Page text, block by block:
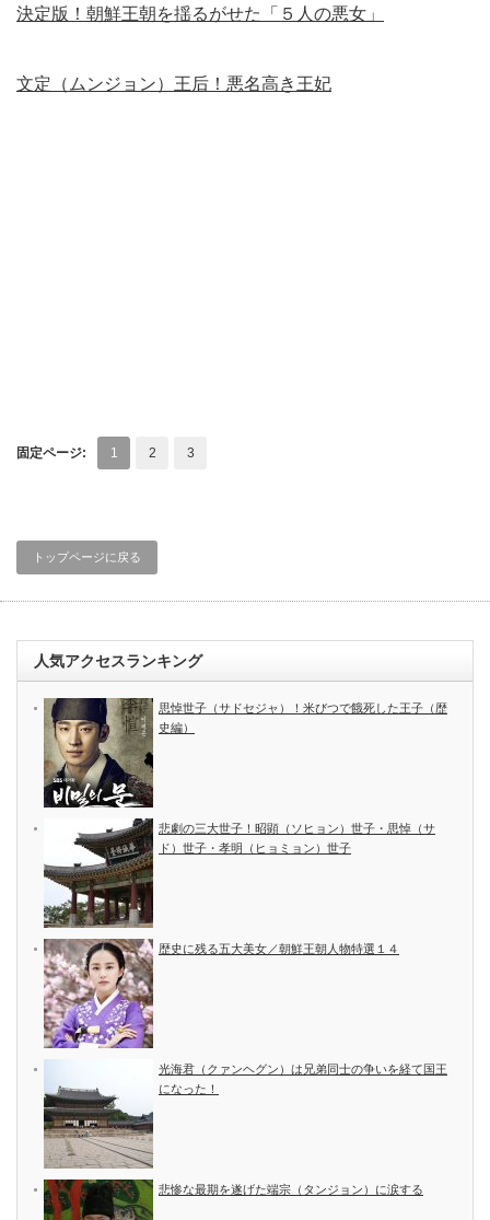
決定版！朝鮮王朝を揺るがせた「５人の悪女」
文定（ムンジョン）王后！悪名高き王妃
固定ページ: 1 2 3
トップページに戻る
人気アクセスランキング
思悼世子（サドセジャ）！米びつで餓死した王子（歴
史編）
悲劇の三大世子！昭顕（ソヒョン）世子・思悼（サ
ド）世子・孝明（ヒョミョン）世子
歴史に残る五大美女／朝鮮王朝人物特選１４
光海君（クァンヘグン）は兄弟同士の争いを経て国王
になった！
悲惨な最期を遂げた端宗（タンジョン）に涙する